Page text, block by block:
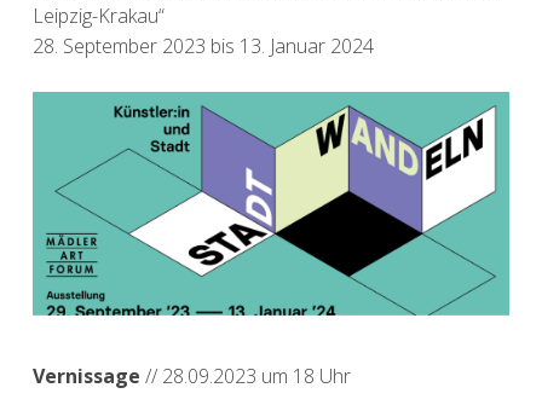
Leipzig-Krakau“
28. September 2023 bis 13. Januar 2024
Vernissage // 28.09.2023 um 18 Uhr